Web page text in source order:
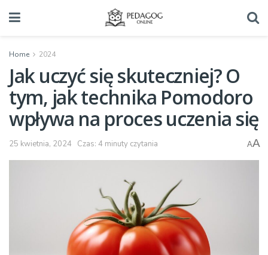
Home 2024
Jak uczyć się skuteczniej? O
tym, jak technika Pomodoro
wpływa na proces uczenia się
25 kwietnia, 2024 Czas: 4 minuty czytania AA